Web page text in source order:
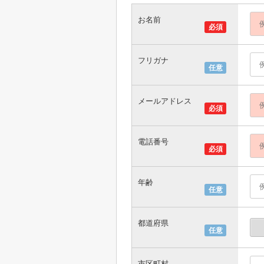
必須
お名前
任意
フリガナ
必須
メールアドレス
必須
電話番号
任意
年齢
任意
都道府県